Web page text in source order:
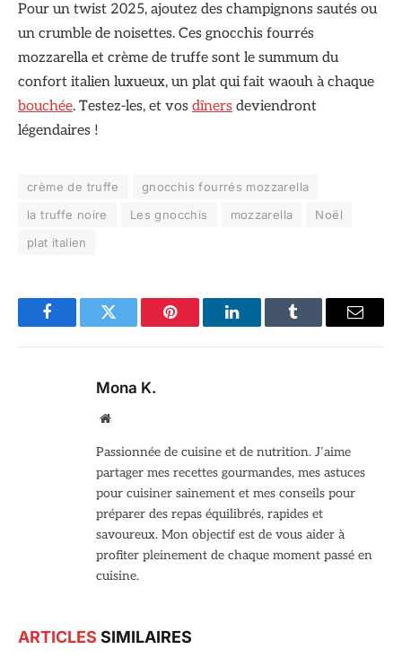
Pour un twist 2025, ajoutez des champignons sautés ou
un crumble de noisettes. Ces gnocchis fourrés
mozzarella et crème de truffe sont le summum du
confort italien luxueux, un plat qui fait waouh à chaque
bouchée. Testez-les, et vos dîners deviendront
légendaires !
crème de truffe
gnocchis fourrés mozzarella
la truffe noire
Les gnocchis mozzarella
Noël
plat italien
FacebookTwitter Pinterest LinkedInTumblr Email
Mona K.
Site
Passionnée de cuisine et de nutrition. J’aime
partager mes recettes gourmandes, mes astuces
pour cuisiner sainement et mes conseils pour
préparer des repas équilibrés, rapides et
savoureux. Mon objectif est de vous aider à
profiter pleinement de chaque moment passé en
cuisine.
ARTICLES SIMILAIRES